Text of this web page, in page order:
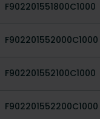
F902201551800C1000
F902201552000C1000
F902201552100C1000
F902201552200C1000